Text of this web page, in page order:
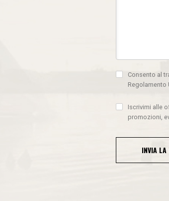
Consento al
Regolamento
Iscrivimi alle
promozioni,
INVIA